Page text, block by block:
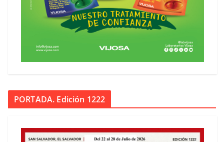
PORTADA. Edición 1222